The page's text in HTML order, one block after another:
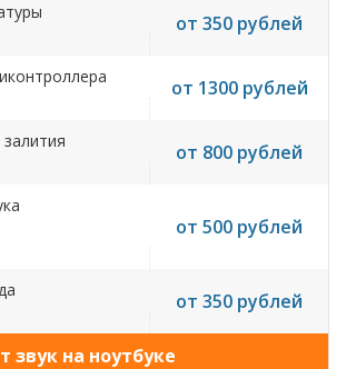
от 350 рублей
от 1300 рублей
от 800 рублей
от 500 рублей
от 350 рублей
звук на ноутбуке